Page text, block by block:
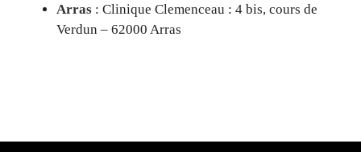
Arras : Clinique Clemenceau : 4 bis, cours de
Verdun – 62000 Arras